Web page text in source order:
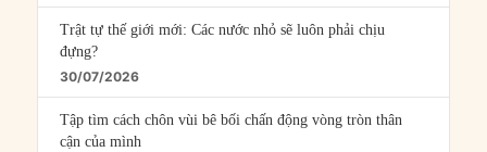
Trật tự thế giới mới: Các nước nhỏ sẽ luôn phải chịu
đựng?
30/07/2026
Tập tìm cách chôn vùi bê bối chấn động vòng tròn thân
cận của mình